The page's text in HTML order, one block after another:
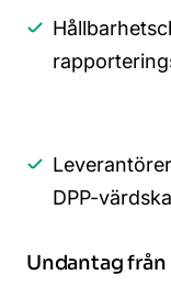
DPP-
Undantag